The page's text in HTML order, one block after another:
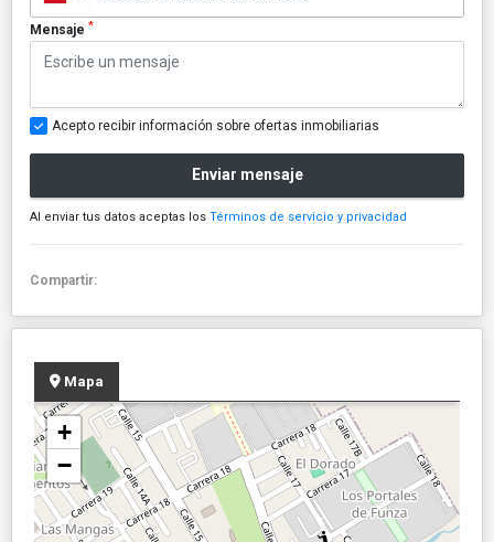
Mensaje *
Acepto recibir información sobre ofertas inmobiliarias
Enviar mensaje
Al enviar tus datos aceptas los Términos de servicio y privacidad
Compartir:
Mapa
+
−